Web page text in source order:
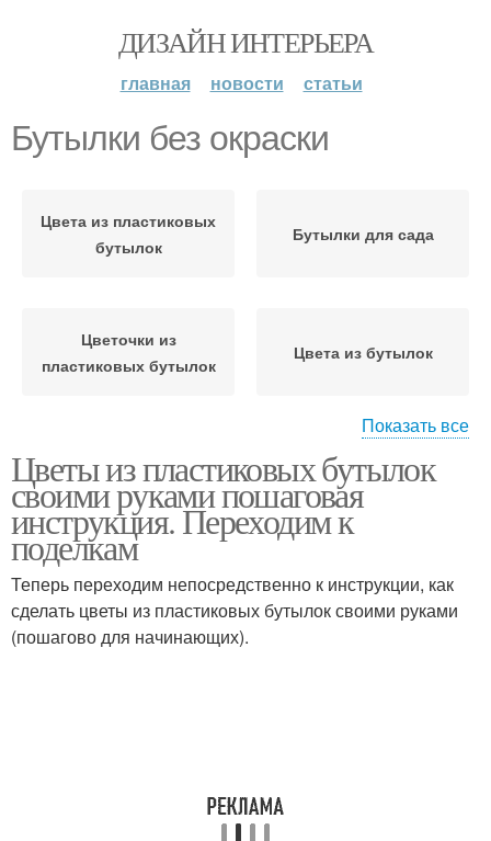
ДИЗАЙН ИНТЕРЬЕРА
главная новости статьи
Бутылки без окраски
Цвета из пластиковых
бутылок
Бутылки для сада
Цветочки из
пластиковых бутылок
Цвета из бутылок
бутылок
Розы из пластиковой
бутылки
Показать все
Цветы из пластиковых бутылок
своими руками пошаговая
инструкция. Переходим к
поделкам
Теперь переходим непосредственно к инструкции, как
сделать цветы из пластиковых бутылок своими руками
(пошагово для начинающих).